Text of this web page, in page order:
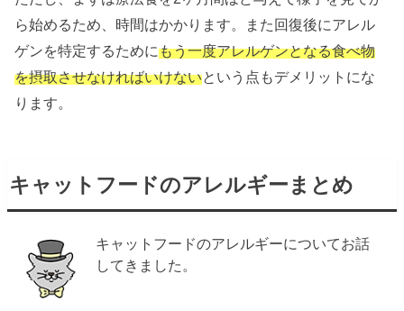
ら始めるため、時間はかかります。また回復後にアレル
ゲンを特定するためにもう一度アレルゲンとなる食べ物
を摂取させなければいけないという点もデメリットにな
ります。
キャットフードのアレルギーまとめ
キャットフードのアレルギーについてお話
してきました。